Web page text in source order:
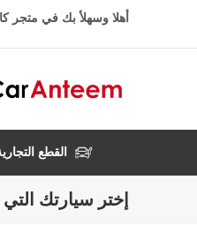
المحتوى
أهلا وسهلأ بك في متجر
القطع
إختر سيارتك